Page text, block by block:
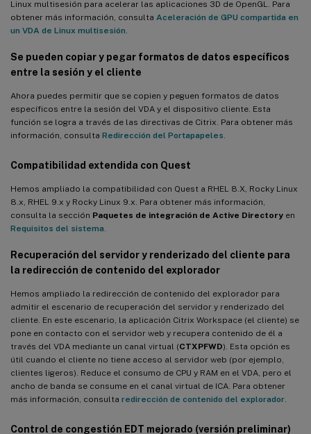
Linux multisesión para acelerar las aplicaciones 3D de OpenGL. Para
obtener más información, consulta Aceleración de GPU compartida en
un VDA de Linux multisesión
Se pueden copiar y pegar formatos de datos específicos
entre la sesión y el cliente
Ahora puedes permitir que se copien y peguen formatos de datos
específicos entre la sesión del VDA y el dispositivo cliente. Esta
función se logra a través de las directivas de Citrix. Para obtener más
información, consulta Redirección del Portapapeles
Compatibilidad extendida con Quest
Hemos ampliado la compatibilidad con Quest a RHEL 8.X, Rocky Linux
8.x, RHEL 9.x y Rocky Linux 9.x. Para obtener más información,
consulta la sección Paquetes de integración de Active Directory en
Requisitos del sistema
Recuperación del servidor y renderizado del cliente para
la redirección de contenido del explorador
Hemos ampliado la redirección de contenido del explorador para
admitir el escenario de recuperación del servidor y renderizado del
cliente. En este escenario, la aplicación Citrix Workspace (el cliente) se
pone en contacto con el servidor web y recupera contenido de él a
través del VDA mediante un canal virtual (CTXPFWD). Esta opción es
útil cuando el cliente no tiene acceso al servidor web (por ejemplo,
clientes ligeros). Reduce el consumo de CPU y RAM en el VDA, pero el
ancho de banda se consume en el canal virtual de ICA. Para obtener
más información, consulta redirección de contenido del explorador
Control de congestión EDT mejorado (versión preliminar)
Inicio de sesión con credenciales diferentes de las utilizadas
para iniciar sesión en la aplicación Citrix Workspace
Compatibilidad con el uso compartido de pantalla HDX (versión
Kit de desarrollo de software (SDK) de canales virtuales de Citrix
para el VDA de Linux (versión preliminar)
Compatibilidad con la transmisión de Linux para RHEL 8.4,
Compatibilidad con la sincronización del diseño del teclado para
el escritorio MATE
Nuevas métricas de sesión de Linux disponibles
Compatibilidad con Centrify para máquinas RHEL 7/CentOS 7 y
RHEL 8/CentOS 8 creadas con MCS
Recompilación simplificada del módulo del kernel para la
redirección USB
Compatibilidad con RHEL 8.4 y CentOS 8 (2105)
Compatibilidad con tarjetas inteligentes para Debian
Novedades de la versión 2106